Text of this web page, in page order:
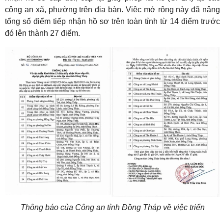
công an xã, phường trên địa bàn. Việc mở rộng này đã nâng
tổng số điểm tiếp nhận hồ sơ trên toàn tỉnh từ 14 điểm trước
đó lên thành 27 điểm.
Thông báo của Công an tỉnh Đồng Tháp về việc triển